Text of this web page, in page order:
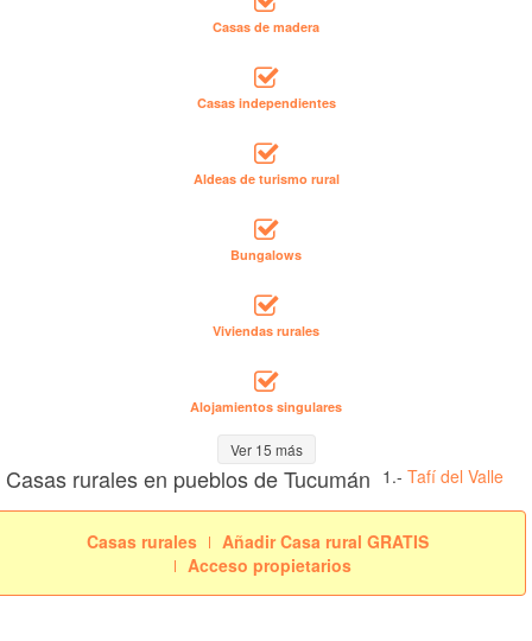
Casas de madera
Casas independientes
Aldeas de turismo rural
Bungalows
Viviendas rurales
Alojamientos singulares
Ver 15 más
Casas rurales en pueblos de Tucumán 1.- Tafí del Valle
Casas rurales
Añadir Casa rural GRATIS
Acceso propietarios